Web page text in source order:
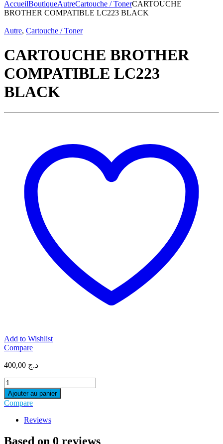
pour :
AccueilBoutiqueAutreCartouche / TonerCARTOUCHE
BROTHER COMPATIBLE LC223 BLACK
Autre, Cartouche / Toner
CARTOUCHE BROTHER
COMPATIBLE LC223
BLACK
Add to Wishlist
Compare
د.ج
CARTOUCHE
BROTHER
COMPATIBLE
LC223
BLACK
quantity
Ajouter au panier
Compare
Reviews
Based on 0 reviews